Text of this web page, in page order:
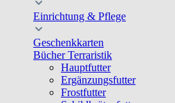
Einrichtung & Pflege
Geschenkkarten
Bücher Terraristik
Hauptfutter
Ergänzungsfutter
Frostfutter